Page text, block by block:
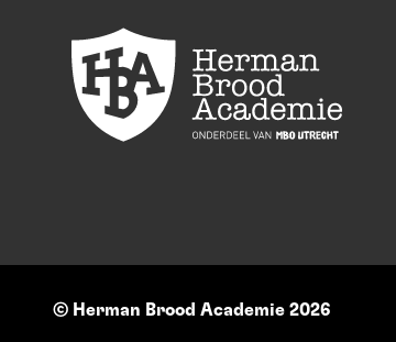
© Herman Brood Academie 2026